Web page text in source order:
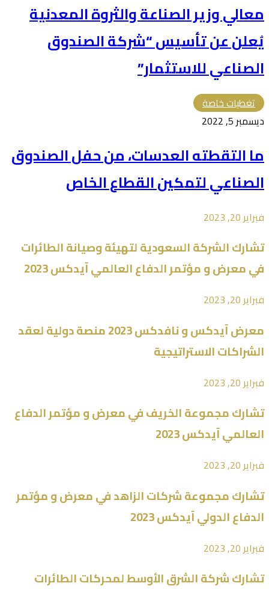
معالي وزير الصناعة والثروة المعدنية
يُعلن عن تأسيس “شركة الصندوق
الصناعي للاستثمار”
تغطيات خاصة
ديسمبر 5, 2022
ما التقطته العدسات، من حفل الصندوق
الصناعي لتمكين القطاع الخاص
فبراير 20, 2023
تشارك الشركة السعودية لتهيئة وصيانة الطائرات
في معرض و مؤتمر الدفاع العالمي آيدكس 2023
فبراير 20, 2023
معرض آيدكس و نافدكس 2023 منصة دولية لعقد
الشراكات الاستراتيجية
فبراير 20, 2023
تشارك مجموعة الخريف في معرض و مؤتمر الدفاع
العالمي آيدكس 2023
فبراير 20, 2023
تشارك مجموعة شركات الزاهد في معرض و مؤتمر
الدفاع الدولي آيدكس 2023
فبراير 20, 2023
تشارك شركة الشرق الأوسط لمحركات الطائرات